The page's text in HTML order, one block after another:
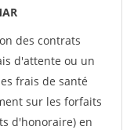
des contrats
d'attente ou un
frais de santé
sur les forfaits
d'honoraire) en